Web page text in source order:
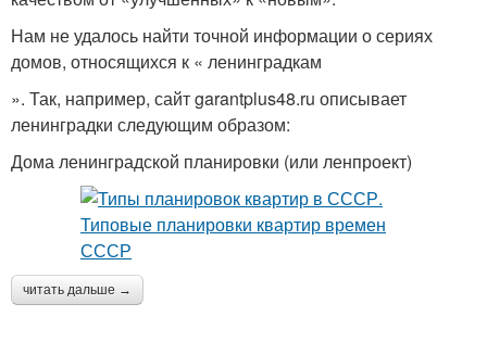
Нам не удалось найти точной информации о сериях
домов, относящихся к « ленинградкам
». Так, например, сайт garantplus48.ru описывает
ленинградки следующим образом:
Дома ленинградской планировки (или ленпроект)
читать дальше →